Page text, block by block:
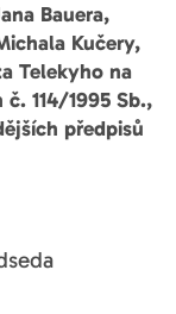
Bauera,
Kučery,
Telekyho na
114/1995 Sb.,
předpisů